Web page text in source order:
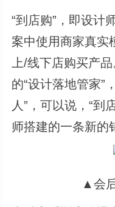
“到店购”，即设计
案中使用商家真实
上/线下店购买产
的“设计落地管家”
人”，可以说，“到
师搭建的一条新的
▲会